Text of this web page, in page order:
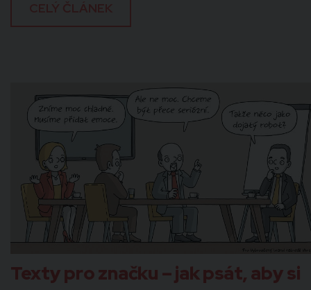
Texty pro značku – jak psát, aby si